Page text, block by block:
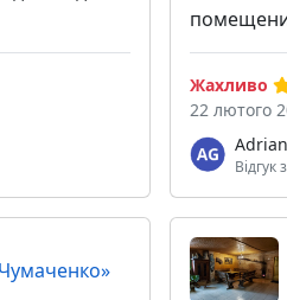
Відгук
Жахливо
22 лютого